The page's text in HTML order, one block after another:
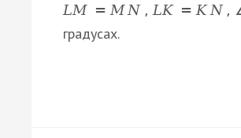
LM = M N , LK = K N ,
градусах.